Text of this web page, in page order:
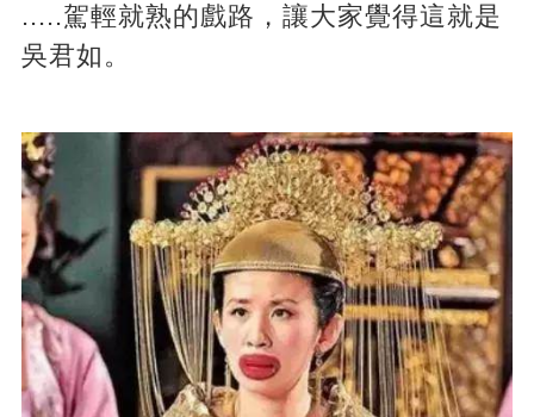
.....駕輕就熟的戲路，讓大家覺得這就是
吳君如。